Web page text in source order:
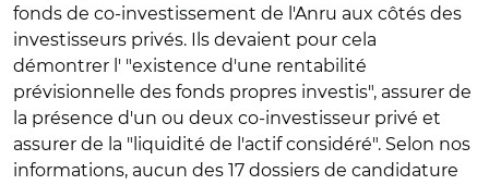
fonds de co-investissement de l'Anru aux côtés des
investisseurs privés. Ils devaient pour cela
démontrer l' "existence d'une rentabilité
prévisionnelle des fonds propres investis", assurer de
la présence d'un ou deux co-investisseur privé et
assurer de la "liquidité de l'actif considéré". Selon nos
informations, aucun des 17 dossiers de candidature